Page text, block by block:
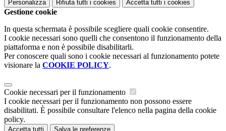
Personalizza Rifiuta tutti i cookies Accetta tutti i cookies
Gestione cookie
In questa schermata è possibile scegliere quali cookie consentire.
I cookie necessari sono quelli che consentono il funzionamento della
piattaforma e non è possibile disabilitarli.
Per conoscere quali sono i cookie necessari al funzionamento potete
visionare la COOKIE POLICY.
Cookie necessari per il funzionamento
I cookie necessari per il funzionamento non possono essere
disabilitati. È possibile consultare l'elenco nella pagina della cookie
policy.
Accetta tutti Salva le preferenze